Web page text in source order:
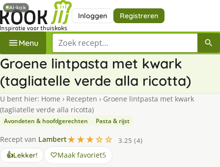
Inloggen Registreren
Menu Zoek een recept
Groene lintpasta met kwark
(tagliatelle verde alla ricotta)
U bent hier: Home › Recepten › Groene lintpasta met kwark
(tagliatelle verde alla ricotta)
Avondeten & hoofdgerechten Pasta & rijst
Recept van Lambert★★★☆☆
3.25 (4)
👍Lekker! Maak favoriet5
AI-kok